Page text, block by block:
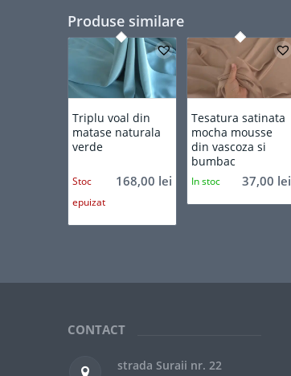
Produse similare
Triplu voal din
matase naturala
verde
168,00 lei
Stoc
epuizat
Tesatura satinata
mocha mousse
din vascoza si
bumbac
37,00 lei
In stoc
CONTACT
strada Suraii nr. 22